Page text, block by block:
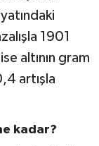
1901
altının gram
artışla
kadar?